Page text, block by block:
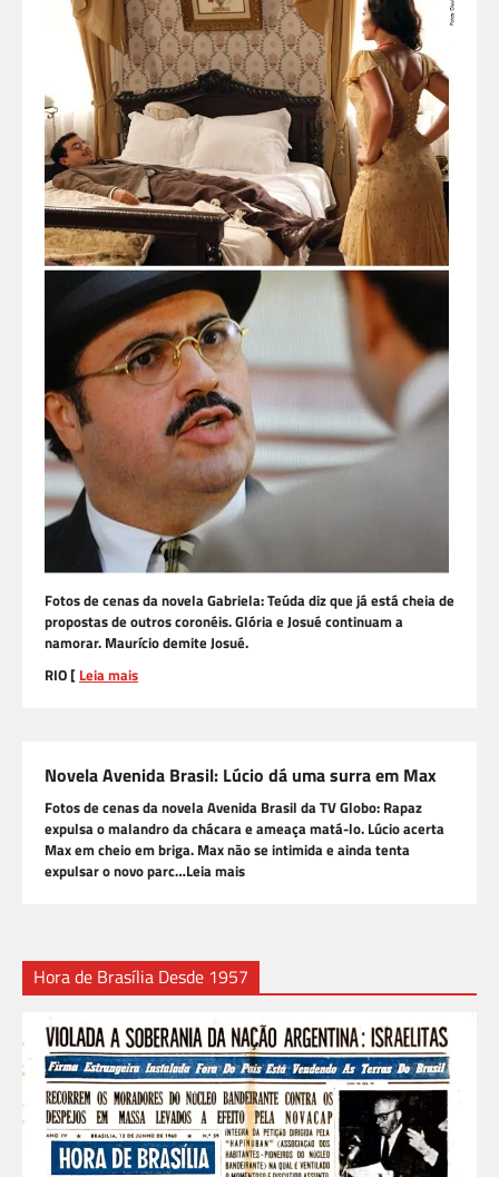
Fotos de cenas da novela Gabriela: Teúda diz que já está cheia de
propostas de outros coronéis. Glória e Josué continuam a
namorar. Maurício demite Josué.
RIO [ Leia mais
Novela Avenida Brasil: Lúcio dá uma surra em Max
Fotos de cenas da novela Avenida Brasil da TV Globo: Rapaz
expulsa o malandro da chácara e ameaça matá-lo. Lúcio acerta
Max em cheio em briga. Max não se intimida e ainda tenta
expulsar o novo parc…Leia mais
Hora de Brasília Desde 1957